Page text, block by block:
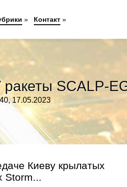
SCALP-
17.05.2023
Киеву крылатых
Storm...
» Контакт»